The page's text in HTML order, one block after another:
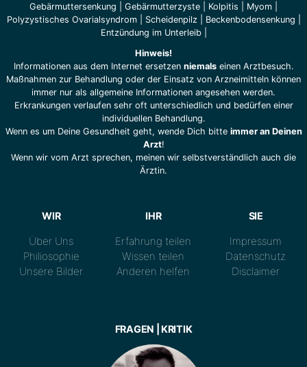
Gebärmuttersenkung
Gebärmutterzyste Kolpitis Myom
Polyzystisches Ovarialsyndrom| Scheidenpilz| Beckenbodensenkung
Entzündung im Unterleib|
Hinweis!
Informationen aus dem Internet ersetzen niemalseinen Arztbesuch.
Maßnahmen zur Behandlung oder der Einsatz von Arzneimitteln können
immer nur als allgemeine Informationen angesehen werden.
Erkrankungen verlaufen sehr oft unterschiedlich und bedürfen einer
individuellen Behandlung.
Wenn es um Deine Gesundheit geht, wende Dich bitte immer an Deinen
Arzt!
Wenn wir vom Arzt sprechen, meinen wir selbstverständlich auch die
Ärztin.
WIR
Über Uns
Philiosophie
Unsere Bilder
IHR
Erfahrung teilen
Wissen teilen
Anderen helfen
SIE
Impressum
Datenschutz
Disclaimer
FRAGEN | KRITIK